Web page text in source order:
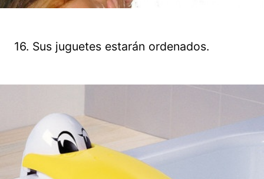
16. Sus juguetes estarán ordenados.